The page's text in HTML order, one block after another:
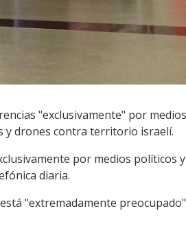
"exclusivamente" por
y drones contra territorio israelí.
por medios políticos
diaria.
"extremadamente